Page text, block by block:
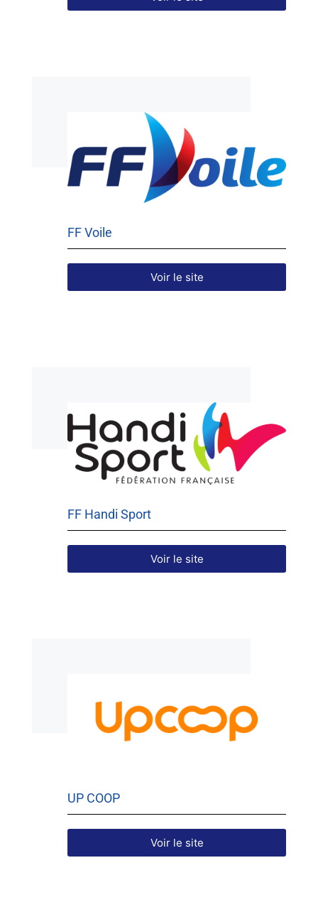
FF Voile
Voir le site
FF Handi Sport
Voir le site
UP COOP
Voir le site